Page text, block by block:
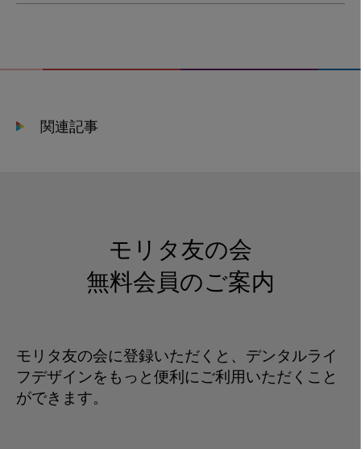
関連記事
モリタ友の会
無料会員のご案内
モリタ友の会に登録いただくと、デンタルライ
フデザインをもっと便利にご利用いただくこと
ができます。